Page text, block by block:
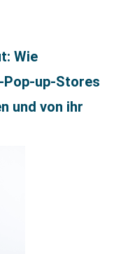
Wie
up-Stores
und von ihr